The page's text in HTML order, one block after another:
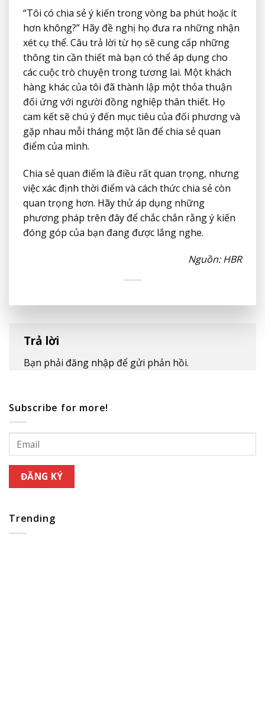
“Tôi có chia sẻ ý kiến trong vòng ba phút hoặc ít
hơn không?” Hãy đề nghị họ đưa ra những nhận
xét cụ thể. Câu trả lời từ họ sẽ cung cấp những
thông tin cần thiết mà bạn có thể áp dụng cho
các cuộc trò chuyện trong tương lai. Một khách
hàng khác của tôi đã thành lập một thỏa thuận
đối ứng với người đồng nghiệp thân thiết. Họ
cam kết sẽ chú ý đến mục tiêu của đối phương và
gặp nhau mỗi tháng một lần để chia sẻ quan
điểm của mình.
Chia sẻ quan điểm là điều rất quan trọng, nhưng
việc xác định thời điểm và cách thức chia sẻ còn
quan trọng hơn. Hãy thử áp dụng những
phương pháp trên đây để chắc chắn rằng ý kiến ​​
đóng góp của bạn đang được lắng nghe.
Nguồn: HBR
Trả lời
Bạn phải đăng nhập để gửi phản hồi.
Subscribe for more!
Trending